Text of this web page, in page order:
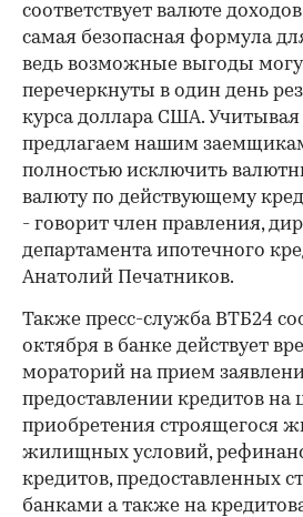
соответствует валюте
самая безопасная формула
ведь возможные выгоды
перечеркнуты в один день
курса доллара США.
предлагаем нашим
полностью исключить
валюту по действующему
- говорит член правления,
департамента ипотечного
Анатолий Печатников.
Также пресс-служба ВТБ24
октября в банке действует
мораторий на прием
предоставлении кредитов на
приобретения строящегося
жилищных условий,
кредитов, предоставленных
банками а также на